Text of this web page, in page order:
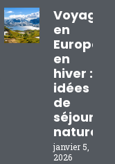
Voyage
en
Europe
en
hiver : 3
idées
de
séjours
nature
janvier 5,
2026